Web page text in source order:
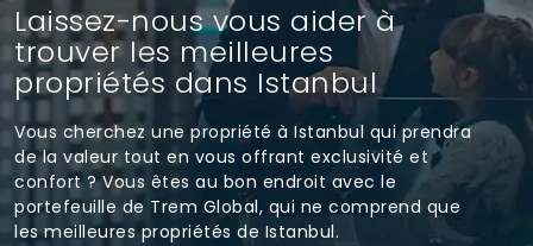
Laissez-nous vous aider à
trouver les meilleures
propriétés dans Istanbul
Vous cherchez une propriété à Istanbul qui prendra
de la valeur tout en vous offrant exclusivité et
confort ? Vous êtes au bon endroit avec le
portefeuille de Trem Global, qui ne comprend que
les meilleures propriétés de Istanbul.